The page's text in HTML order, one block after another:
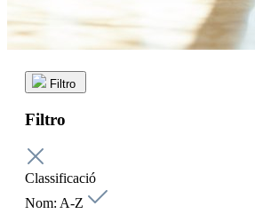
Filtro
Filtro
Classificació
Nom: A-Z